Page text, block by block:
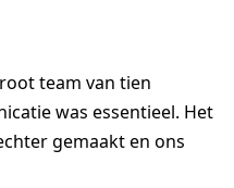
team van tien
was essentieel. Het
gemaakt en ons